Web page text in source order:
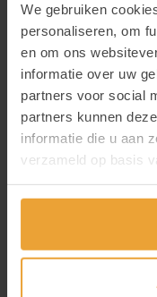
We gebruiken
personaliseren, om
en om ons
informatie over uw
partners voor social
partners kunnen
informatie die u aan
verzameld op basis
we en creatieve
beleidsplan
dat
Heb je een GGZ
interprofessioneel
graag bij een
met deCrosslink